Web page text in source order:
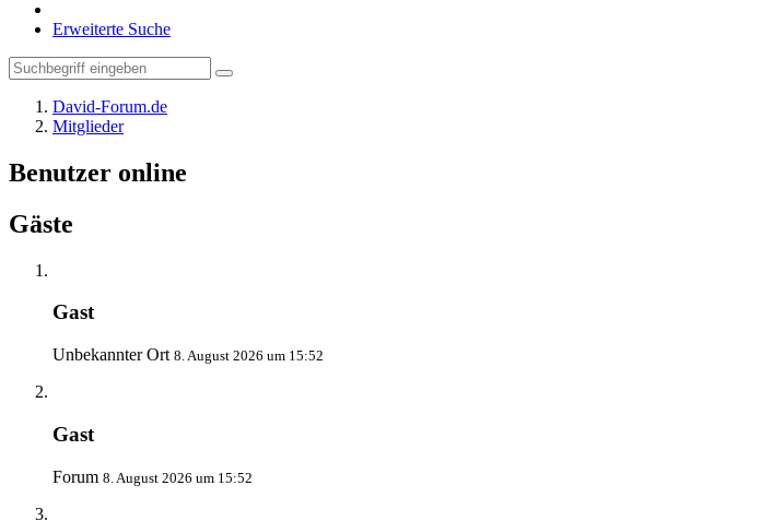
Erweiterte Suche
David-Forum.de
Mitglieder
Benutzer online
Gäste
Gast
Unbekannter Ort 8. August 2026 um 15:52
Gast
Forum 8. August 2026 um 15:52